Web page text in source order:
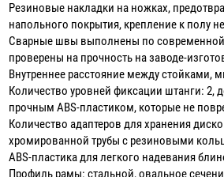
Резиновые накладки на ножках,
напольного покрытия, крепление к полу
Сварные швы выполнены по современной
проверены на прочность на заводе-
Внутреннее расстояние между стойками,
Количество уровней фиксации штанги: 2,
прочным ABS-пластиком, которые не
Количество адаптеров для хранения
хромированной трубы с резиновыми
ABS-пластика для легкого надевания
Профиль рамы: стальной, овальное